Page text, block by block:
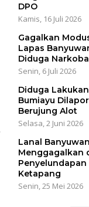
DPO
Kamis, 16 Juli 2026
Gagalkan
Lapas
Diduga Narkoba
Senin, 6 Juli 2026
Diduga
Bumiayu
Berujung Alot
Selasa, 2 Juni 2026
Lanal
Menggagalkan
Ketapang
Senin, 25 Mei 2026